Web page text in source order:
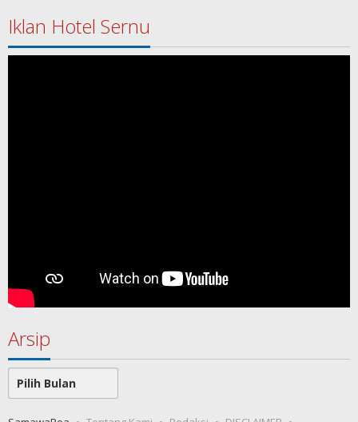
Iklan Hotel Sernu
Arsip
Arsip